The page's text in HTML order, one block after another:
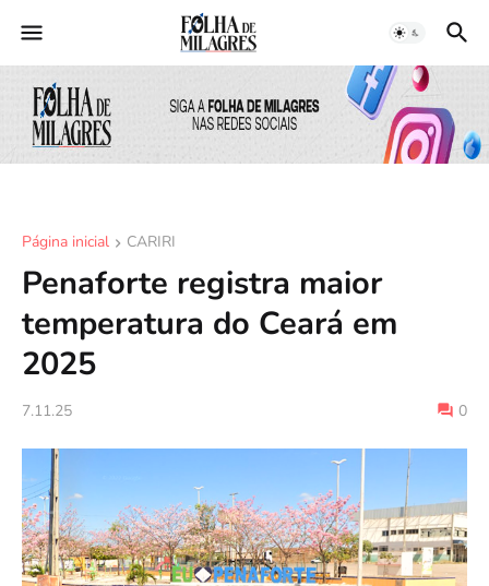
Página inicial CARIRI
Penaforte registra maior
temperatura do Ceará em
2025
7.11.25 0